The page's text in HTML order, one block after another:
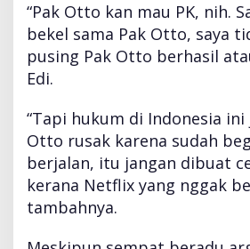
“Pak Otto kan mau PK, nih.
bekel sama Pak Otto, saya
pusing Pak Otto berhasil
Edi.
“Tapi hukum di Indonesia ini
Otto rusak karena sudah
berjalan, itu jangan dibuat
kerana Netflix yang nggak
tambahnya.